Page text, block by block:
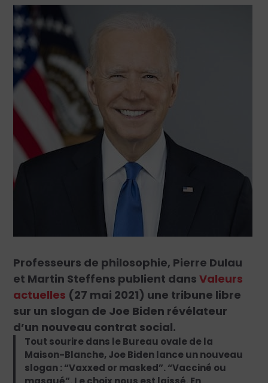
Professeurs de philosophie, Pierre Dulau
et Martin Steffens publient dansValeurs
actuelles (27 mai 2021) une tribune libre
sur un slogan de Joe Biden révélateur
d’un nouveau contrat social.
Tout sourire dans le Bureau ovale de la
Maison-Blanche, Joe Biden lance un nouveau
slogan : “Vaxxed or masked”. “Vacciné ou